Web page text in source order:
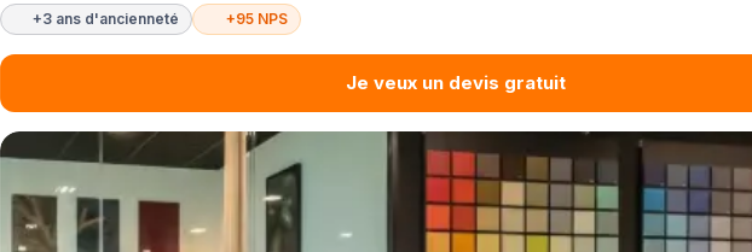
+3 ans d'ancienneté +95 NPS
Je veux un devis gratuit